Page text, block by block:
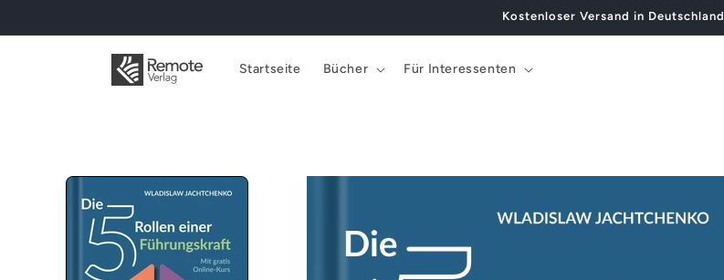
Inhalt
Kostenloser Versand in Deutschland
Startseite Bücher Für Interessenten